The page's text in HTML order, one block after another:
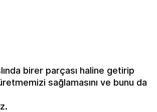
birer parçası haline getirip
sağlamasını ve bunu da